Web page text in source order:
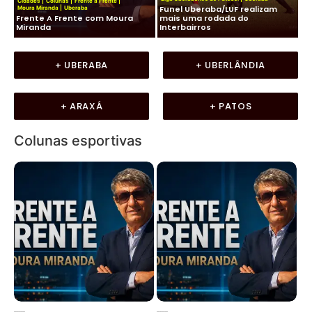
Moura Miranda
Uberaba
Frente A Frente com Moura
Miranda
Funel Uberaba/LUF realizam
mais uma rodada do
Interbairros
+ UBERABA + UBERLÂNDIA
+ ARAXÁ + PATOS
Colunas esportivas